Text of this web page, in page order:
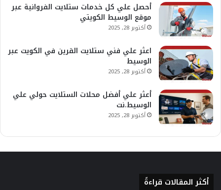
أحصل علي كل خدمات ستلايت الفروانية عبر
موقع الوسيط الكويتي
أكتوبر 28, 2025
اعثر علي فني ستلايت القرين في الكويت عبر
الوسيط
أكتوبر 28, 2025
أعثر علي أفضل محلات الستلايت حولي علي
الوسيط.نت
أكتوبر 28, 2025
أكثر المقالات قراءةً